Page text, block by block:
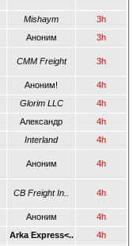
Mishaym 3h
Аноним 3h
CMM Freight 3h
Аноним! 4h
Glorim LLC 4h
Александр 4h
Interland 4h
Аноним 4h
CB Freight In.. 4h
Аноним 4h
Arka Express<.. 4h